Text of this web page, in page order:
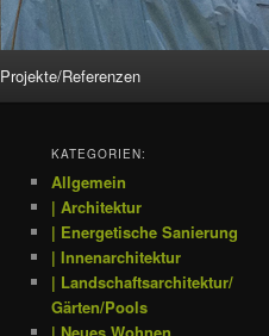
Projekte/Referenzen
KATEGORIEN:
Allgemein
| Architektur
| Energetische Sanierung
| Innenarchitektur
| Landschaftsarchitektur/
Gärten/Pools